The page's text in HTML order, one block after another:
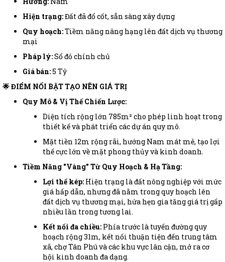
Hiện trạng:Đất đã đổ cốt, sẵn sàng xây dựng
Quy hoạch:Tiềm năng nâng hạng lên đất dịch vụ thương
mại
Pháp lý:Sổ đỏ chính chủ
Giá bán:5 Tỷ
🌟 ĐIỂM NỔI BẬT TẠO NÊN GIÁ TRỊ
Quy Mô & Vị Thế Chiến Lược:
Diện tích rộng lớn 785m² cho phép linh hoạt trong
thiết kế và phát triển các dự án quy mô.
Mặt tiền 12m rộng rãi, hướng Nam mát mẻ, tạo lợi
thế cực lớn về mặt phong thủy và kinh doanh.
Tiềm Năng "Vàng" Từ Quy Hoạch & Hạ Tầng:
Lợi thế kép: Hiện trạng là đất nông nghiệp với mức
giá hấp dẫn, nhưng đã nằm trong quy hoạch lên
đất dịch vụ thương mại, hứa hẹn gia tăng giá trị gấp
nhiều lần trong tương lai.
Kết nối đa chiều: Phía trước là tuyến đường quy
hoạch rộng 31m, kết nối thuận tiện đến trung tâm
xã, chợ Tân Phú và các khu vực lân cận, mở ra cơ
hội kinh doanh đa dạng.